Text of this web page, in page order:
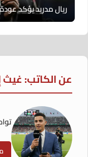
ريال مدريد يؤكد عودة
عن الكاتب: غيث
تواصل